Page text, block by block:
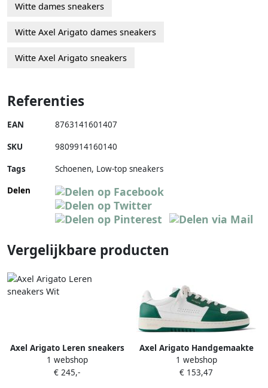
Witte dames sneakers
Witte Axel Arigato dames sneakers
Witte Axel Arigato sneakers
Referenties
EAN 8763141601407
SKU 9809914160140
Tags
Schoenen, Low-top sneakers
Delen
Vergelijkbare producten
Axel Arigato Leren sneakers
Wit
1 webshop
€ 245,-
Axel Arigato Handgemaakte
Leren Sneaker met Vintage
Design Multicolor
1 webshop
€ 153,47